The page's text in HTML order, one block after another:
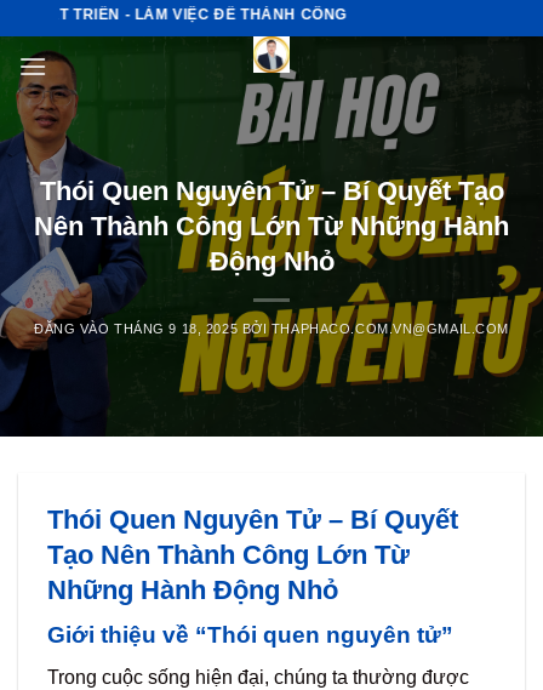
nội
dung
TRIỂN - LÀM VIỆC ĐỂ THÀNH CÔNG
Thói Quen Nguyên Tử – Bí Quyết Tạo
Nên Thành Công Lớn Từ Những Hành
Động Nhỏ
ĐĂNG VÀOTHÁNG 9 18, 2025 BỞITHAPHACO.COM.VN@GMAIL.COM
Thói Quen Nguyên Tử – Bí Quyết
Tạo Nên Thành Công Lớn Từ
Những Hành Động Nhỏ
Giới thiệu về “Thói quen nguyên tử”
Trong cuộc sống hiện đại, chúng ta thường được